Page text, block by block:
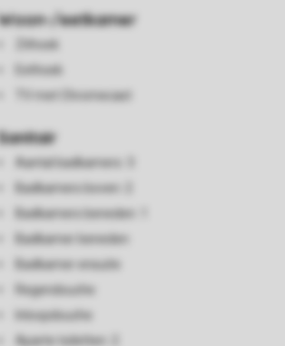
eetkamer
Zithoek
Eethoek
TV met Chromecast
Aantal badkamers: 3
Badkamers boven: 2
Badkamers beneden: 1
Badkamer beneden
Badkamer ensuite
Regendouche
Inloopdouche
Aparte toiletten: 2